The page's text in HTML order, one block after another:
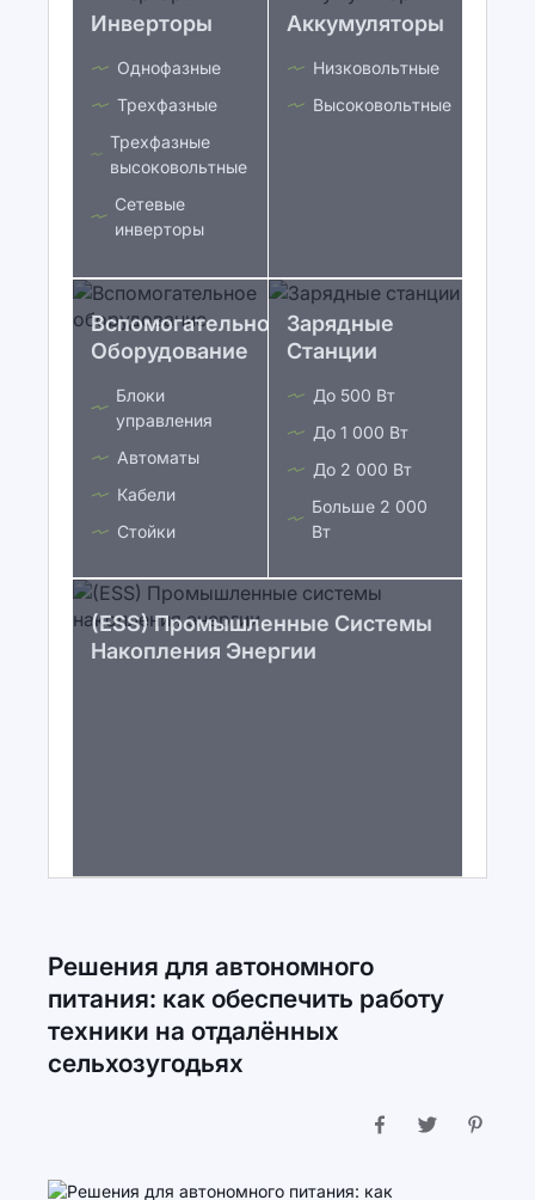
Инверторы
Однофазные
Трехфазные
Трехфазные
высоковольтные
Сетевые
инверторы
Аккумуляторы
Низковольтные
Высоковольтные
Вспомогательное
Оборудование
Блоки
управления
Автоматы
Кабели
Стойки
Зарядные
Станции
До 500 Вт
До 1 000 Вт
До 2 000 Вт
Больше 2 000
Вт
(ESS) Промышленные Системы
Накопления Энергии
Решения для автономного
питания: как обеспечить работу
техники на отдалённых
сельхозугодьях